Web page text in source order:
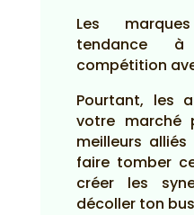
Les
tendance
compétition
Pourtant, les
votre marché
meilleurs
faire tomber
créer les
décoller ton